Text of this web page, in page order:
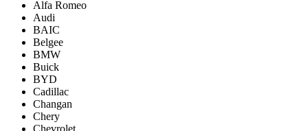
Alfa Romeo
Audi
BAIC
Belgee
BMW
Buick
BYD
Cadillac
Changan
Chery
Chevrolet